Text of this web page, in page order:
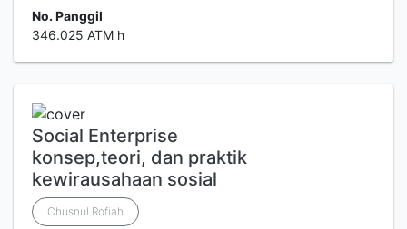
No. Panggil
346.025 ATM h
Social Enterprise
konsep,teori, dan praktik
kewirausahaan sosial
Chusnul Rofiah